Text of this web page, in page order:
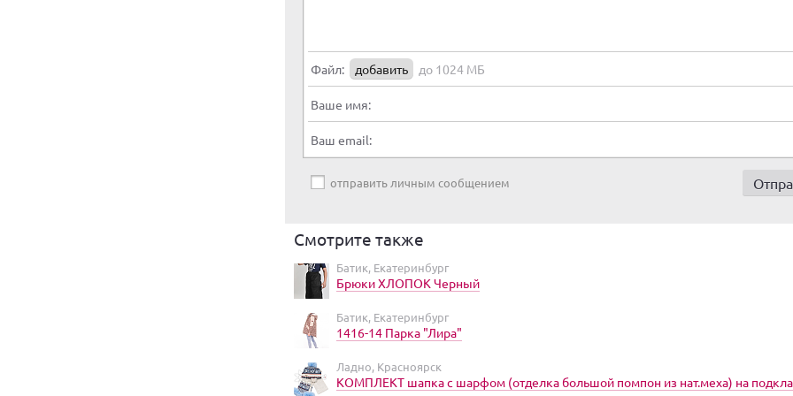
Файл: добавить до 1024 МБ
Ваше имя:
Ваш email:
отправить личным сообщением
Смотрите также
Батик, Екатеринбург
Брюки ХЛОПОК Черный
Батик, Екатеринбург
1416-14 Парка "Лира"
Ладно, Красноярск
КОМПЛЕКТ шапка с шарфом (отделка большой помпон из нат.меха) на